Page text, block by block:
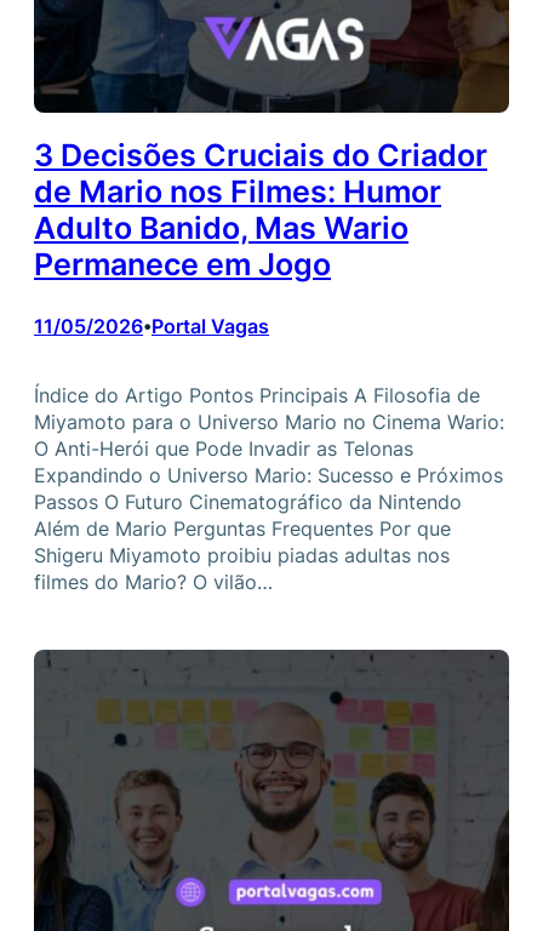
3 Decisões Cruciais do Criador
de Mario nos Filmes: Humor
Adulto Banido, Mas Wario
Permanece em Jogo
11/05/2026•Portal Vagas
Índice do Artigo Pontos Principais A Filosofia de
Miyamoto para o Universo Mario no Cinema Wario:
O Anti-Herói que Pode Invadir as Telonas
Expandindo o Universo Mario: Sucesso e Próximos
Passos O Futuro Cinematográfico da Nintendo
Além de Mario Perguntas Frequentes Por que
Shigeru Miyamoto proibiu piadas adultas nos
filmes do Mario? O vilão…